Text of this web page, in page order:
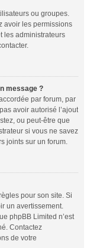
ou groupes.
avoir les permissions
les administrateurs
message ?
par forum, par
avoir autorisé l’ajout
ou peut-être que
si vous ne savez
joints sur un forum.
pour son site. Si
un avertissement.
phpBB Limited n’est
Contactez
de votre